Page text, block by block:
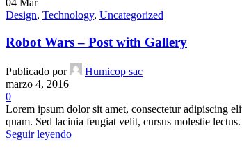
Design, Technology, Uncategorized
Robot Wars – Post with Gallery
Publicado por
Humicop sac
marzo 4, 2016
0
Lorem ipsum dolor sit amet, consectetur adipiscing
quam. Sed lacinia feugiat velit, cursus molestie lectus.
Seguir leyendo